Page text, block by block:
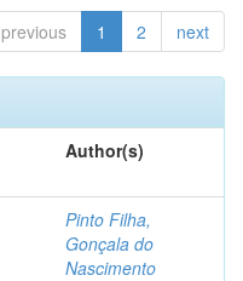
previous 1 2 next
Author(s)
Pinto Filha,
Gonçala do
Nascimento